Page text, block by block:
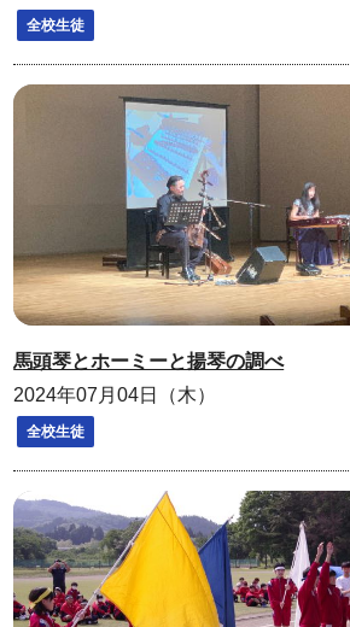
全校生徒
馬頭琴とホーミーと揚琴の調べ
2024年07月04日（木）
全校生徒